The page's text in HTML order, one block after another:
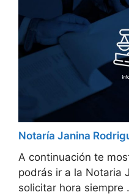
Notaría Janina
A continuación te
podrás ir a la Notaria
solicitar hora siempre